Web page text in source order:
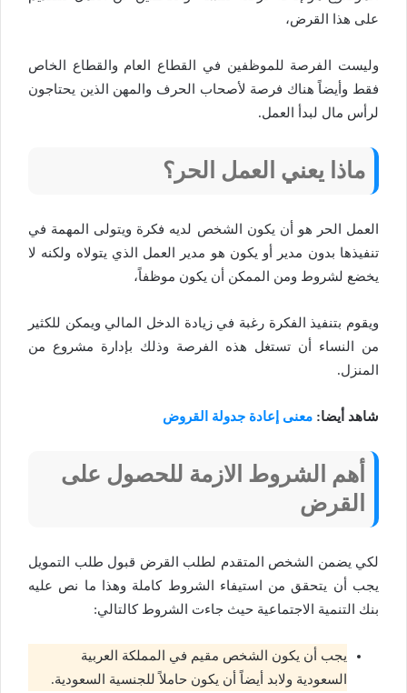
على هذا القرض،
وليست الفرصة للموظفين في القطاع العام والقطاع الخاص
فقط وأيضاً هناك فرصة لأصحاب الحرف والمهن الذين يحتاجون
لرأس مال لبدأ العمل.
ماذا يعني العمل الحر؟
العمل الحر هو أن يكون الشخص لديه فكرة ويتولى المهمة في
تنفيذها بدون مدير أو يكون هو مدير العمل الذي يتولاه ولكنه لا
يخضع لشروط ومن الممكن أن يكون موظفاً،
ويقوم بتنفيذ الفكرة رغبة في زيادة الدخل المالي ويمكن للكثير
من النساء أن تستغل هذه الفرصة وذلك بإدارة مشروع من
المنزل.
شاهد أيضا: معنى إعادة جدولة القروض
أهم الشروط الازمة للحصول على
القرض
لكي يضمن الشخص المتقدم لطلب القرض قبول طلب التمويل
يجب أن يتحقق من استيفاء الشروط كاملة وهذا ما نص عليه
بنك التنمية الاجتماعية حيث جاءت الشروط كالتالي:
يجب أن يكون الشخص مقيم في المملكة العربية
السعودية ولابد أيضاً أن يكون حاملاً للجنسية السعودية.